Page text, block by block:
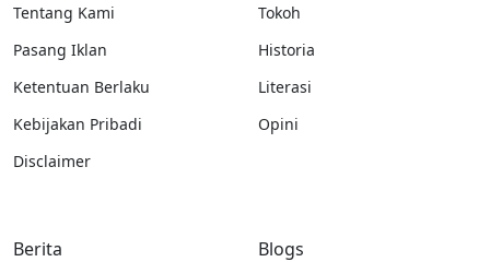
Tentang Kami
Pasang Iklan
Ketentuan Berlaku
Kebijakan Pribadi
Disclaimer
Tokoh
Historia
Literasi
Opini
Berita Blogs